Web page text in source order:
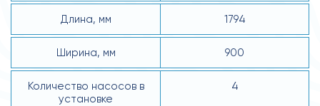
Длина, мм 1794
Ширина, мм 900
Количество насосов в
установке
4